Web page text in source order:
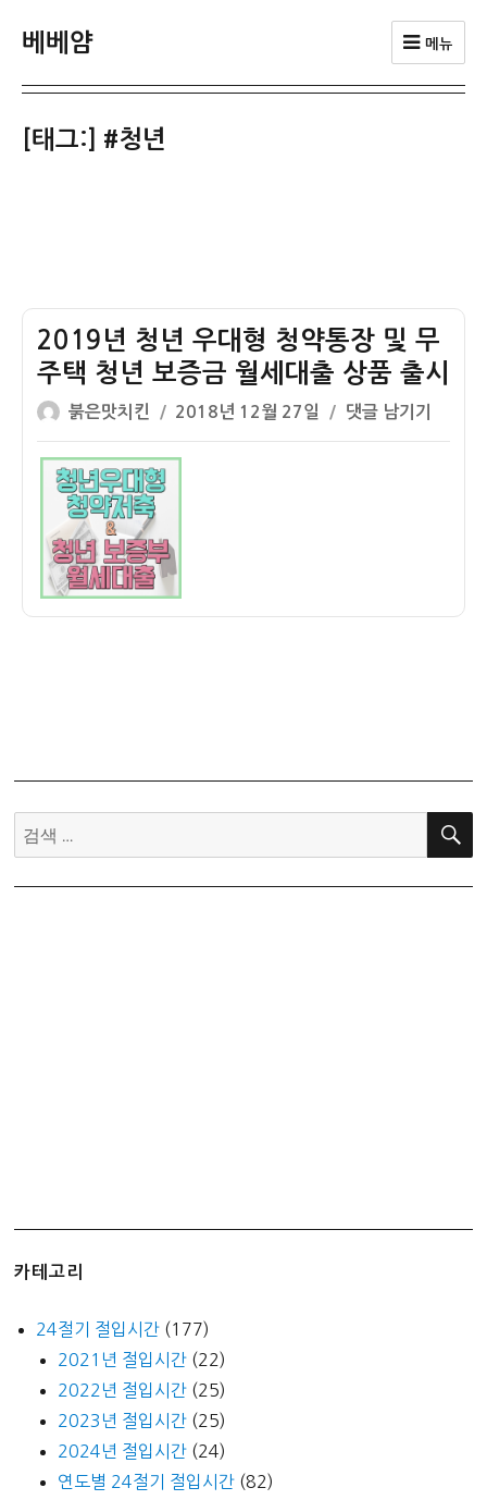
베베얌 메뉴
[태그:] #청년
2019년 청년 우대형 청약통장 및 무
주택 청년 보증금 월세대출 상품 출시
글
쓴
이
붉은맛치킨
작
성
일
2018년 12월 27일
2019
년
댓글 남기기
검
색:
검
카테고리
24절기 절입시간 (177)
2021년 절입시간 (22)
2022년 절입시간 (25)
2023년 절입시간 (25)
2024년 절입시간 (24)
연도별 24절기 절입시간 (82)